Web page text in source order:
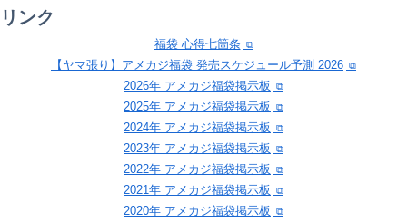
リンク
福袋 心得七箇条
【ヤマ張り】アメカジ福袋 発売スケジュール予測 2026
2026年 アメカジ福袋掲示板
2025年 アメカジ福袋掲示板
2024年 アメカジ福袋掲示板
2023年 アメカジ福袋掲示板
2022年 アメカジ福袋掲示板
2021年 アメカジ福袋掲示板
2020年 アメカジ福袋掲示板